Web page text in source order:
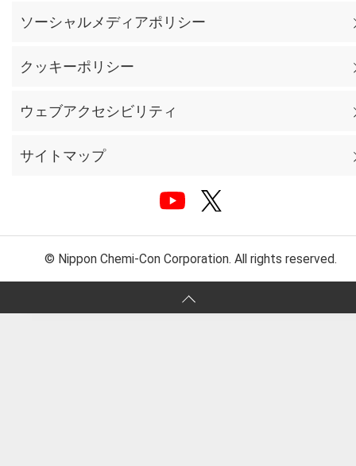
ソーシャルメディアポリシー
クッキーポリシー
ウェブアクセシビリティ
サイトマップ
© Nippon Chemi-Con Corporation. All rights reserved.